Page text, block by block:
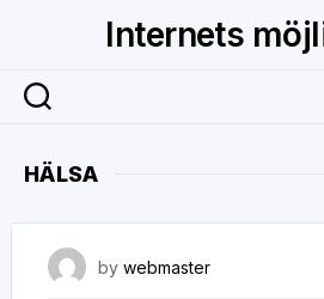
Internets
HÄLSA
by webmaster